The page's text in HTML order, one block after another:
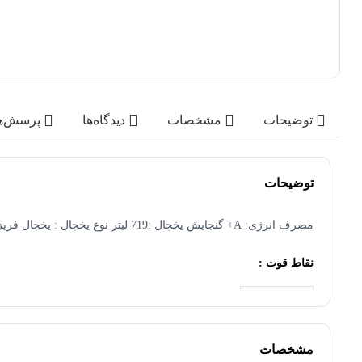
توضیحات مشخصات دیدگاه‌ها
توضیحات
مصرف انرژی: A+ گنجایش یخچال :719 لیتر نوع یخچال : یخچال فریزر دوقلو محصول کشور : ایران رنگ : سیاور وزن محصول : 115 کیلوگرم
نقاط قوت :
نمایشگر لمسی
مصرف برق مناسب
مشخصات